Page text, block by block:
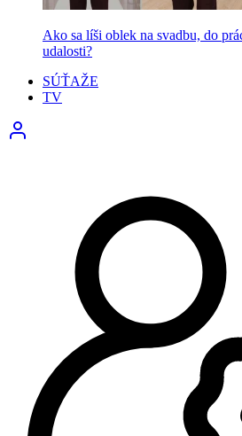
Ako sa líši oblek na svadbu, do
udalosti?
SÚŤAŽE
TV